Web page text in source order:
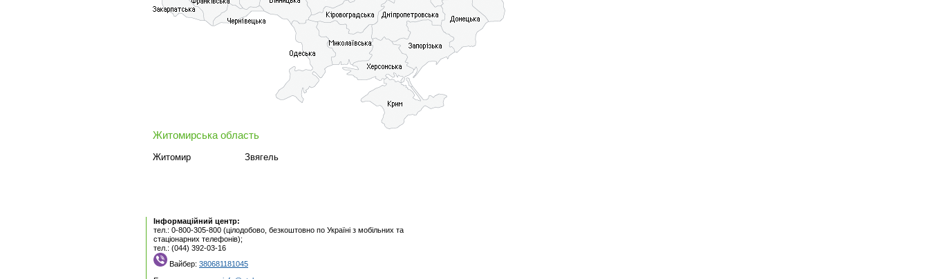
Житомирська область
Житомир Звягель
Інформаційний центр:
тел.: 0-800-305-800 (цілодобово, безкоштовно по Україні з мобільних та
стаціонарних телефонів);
тел.: (044) 392-03-16
Вайбер: 380681181045